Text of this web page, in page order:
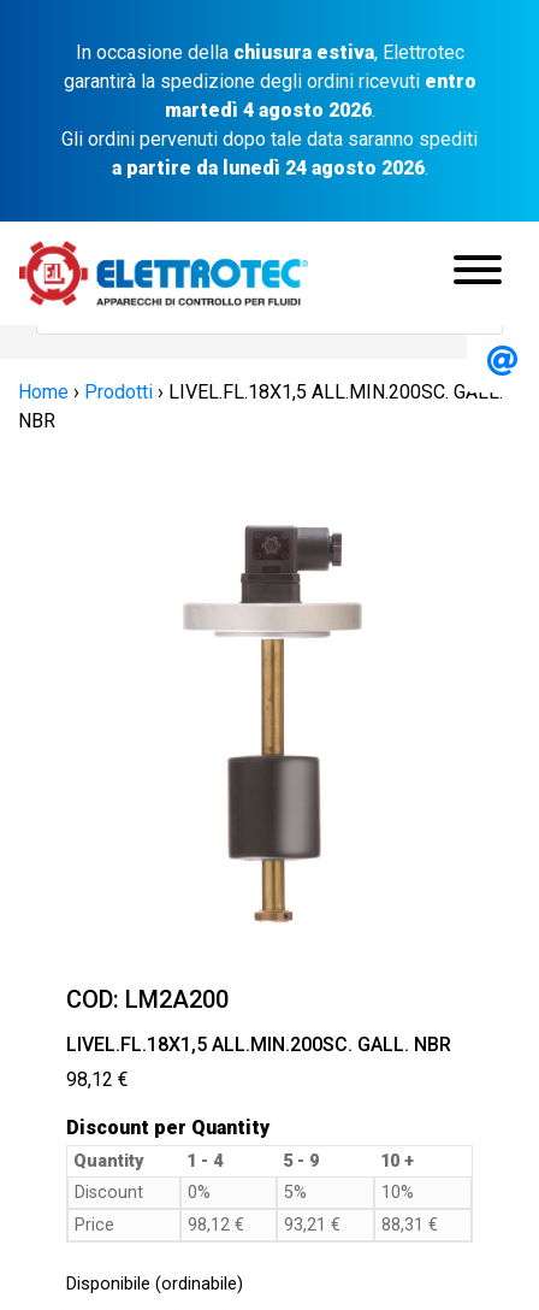
In occasione della chiusura estiva, Elettrotec
garantirà la spedizione degli ordini ricevuti entro
martedì 4 agosto 2026.
Gli ordini pervenuti dopo tale data saranno spediti
a partire da lunedì 24 agosto 2026.
Home › Prodotti › LIVEL.FL.18X1,5 ALL.MIN.200SC. GALL.
NBR
COD: LM2A200
LIVEL.FL.18X1,5 ALL.MIN.200SC. GALL. NBR
98,12 €
Discount per Quantity
Quantity 1 - 4 5 - 9
10 +
Discount
0% 5%
10%
Price
98,12 € 93,21 € 88,31 €
Disponibile (ordinabile)